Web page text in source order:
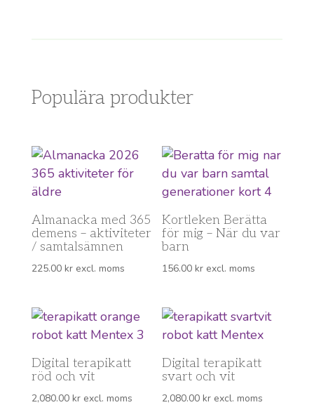
Populära produkter
Almanacka med 365
demens – aktiviteter
/ samtalsämnen
225.00 krexcl. moms
Kortleken Berätta
för mig – När du var
barn
156.00kr excl. moms
Digital terapikatt
röd och vit
2,080.00 krexcl. moms
Digital terapikatt
svart och vit
2,080.00kr excl. moms